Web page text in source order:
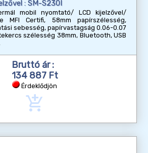
: SM-S230I
mobil nyomtató/ LCD kijelzővel/
MFI Certifi, 58mm papírszélesség,
sebesség, papírvastagság 0.06-0.07
szélesség 38mm, Bluetooth, USB
Bruttó ár :
134 887 Ft
Érdeklődjön
add_shopping_cart